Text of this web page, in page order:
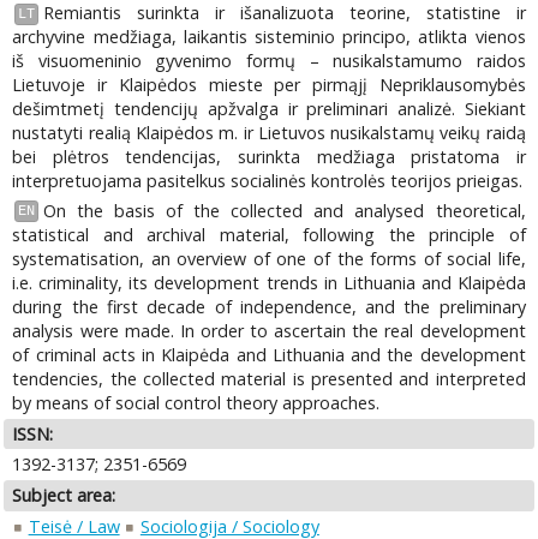
LT
Remiantis surinkta ir išanalizuota teorine, statistine ir
archyvine medžiaga, laikantis sisteminio principo, atlikta vienos
iš visuomeninio gyvenimo formų – nusikalstamumo raidos
Lietuvoje ir Klaipėdos mieste per pirmąjį Nepriklausomybės
dešimtmetį tendencijų apžvalga ir preliminari analizė. Siekiant
nustatyti realią Klaipėdos m. ir Lietuvos nusikalstamų veikų raidą
bei plėtros tendencijas, surinkta medžiaga pristatoma ir
interpretuojama pasitelkus socialinės kontrolės teorijos prieigas.
EN
On the basis of the collected and analysed theoretical,
statistical and archival material, following the principle of
systematisation, an overview of one of the forms of social life,
i.e. criminality, its development trends in Lithuania and Klaipėda
during the first decade of independence, and the preliminary
analysis were made. In order to ascertain the real development
of criminal acts in Klaipėda and Lithuania and the development
tendencies, the collected material is presented and interpreted
by means of social control theory approaches.
ISSN:
1392-3137; 2351-6569
Subject area:
Teisė / Law
Sociologija / Sociology